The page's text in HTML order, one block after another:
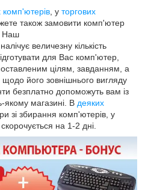
комп'ютерів , у торгових
також замовити комп'ютер
Наш
налічує величезну кількість
для Вас комп'ютер,
цілям, завданням, а
його зовнішнього вигляду
безплатно допоможуть вам із
якому магазині. В деяких
зі збирання комп'ютерів, у
на 1-2 дні.